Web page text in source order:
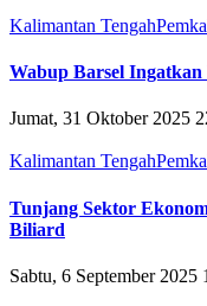
Kalimantan Tengah
Wabup Barsel
Jumat, 31 Oktober 2025
Kalimantan Tengah
Tunjang Sektor
Biliard
Sabtu, 6 September 2025